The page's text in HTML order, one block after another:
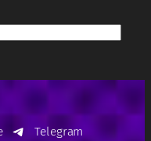
Telegram